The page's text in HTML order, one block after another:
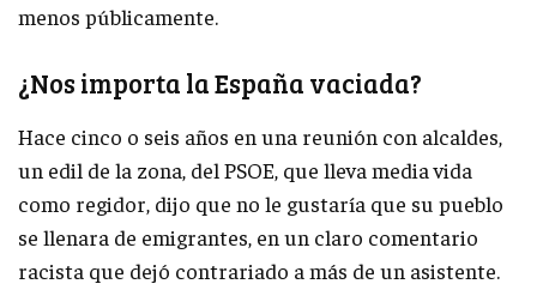
menos públicamente.
¿Nos importa la España vaciada?
Hace cinco o seis años en una reunión con alcaldes,
un edil de la zona, del PSOE, que lleva media vida
como regidor, dijo que no le gustaría que su pueblo
se llenara de emigrantes, en un claro comentario
racista que dejó contrariado a más de un asistente.